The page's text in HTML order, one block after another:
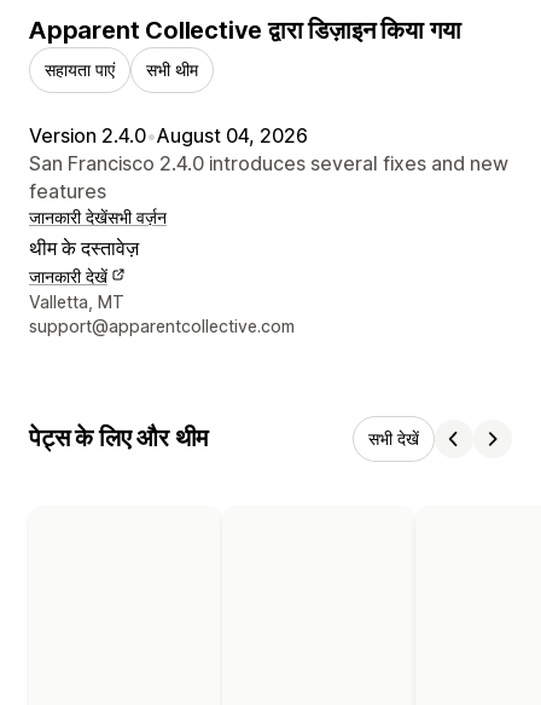
Apparent Collective द्वारा डिज़ाइन किया गया
सहायता पाएं सभी थीम
Version 2.4.0•August 04, 2026
San Francisco 2.4.0 introduces several fixes and new
features
जानकारी देखेंसभी वर्ज़न
थीम के दस्तावेज़
जानकारी देखें
डिज़ाइनर के संपर्क की जानकारी
Valletta, MT
support@apparentcollective.com
पेट्स के लिए और थीम सभी देखें